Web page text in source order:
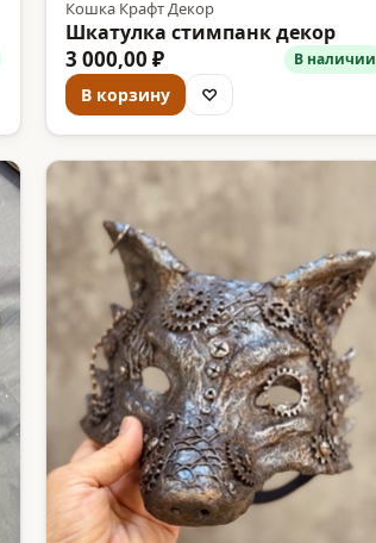
Кошка Крафт Декор
Шкатулка стимпанк декор
3 000,00 ₽ В наличии
В корзину ♡